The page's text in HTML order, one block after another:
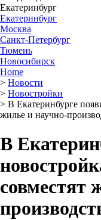
Екатеринбург
Екатеринбург
Москва
Санкт-Петербург
Тюмень
Новосибирск
Home
> Новости
> Новостройки
> В Екатеринбурге
жилье и научно-
В
совместят